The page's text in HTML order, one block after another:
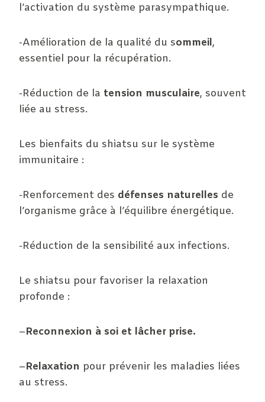
l’activation du système parasympathique.
-Amélioration de la qualité du sommeil,
essentiel pour la récupération.
-Réduction de la tension musculaire, souvent
liée au stress.
Les bienfaits du shiatsu sur le système
immunitaire :
-Renforcement des défenses naturelles de
l’organisme grâce à l’équilibre énergétique.
-Réduction de la sensibilité aux infections.
Le shiatsu pour favoriser la relaxation
profonde :
–Reconnexion à soi et lâcher prise.
–Relaxation pour prévenir les maladies liées
au stress.